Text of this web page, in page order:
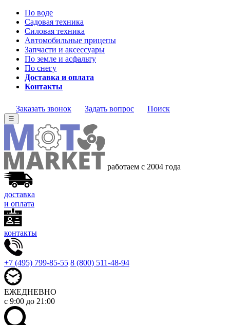
По воде
Садовая техника
Силовая техника
Автомобильные прицепы
Запчасти и аксессуары
По земле и асфальту
По снегу
Доставка и оплата
Контакты
Заказать звонок Задать вопрос Поиск
☰
работаем с 2004 года
доставка
и оплата
контакты
+7 (495) 799-85-55 8 (800) 511-48-94
ЕЖЕДНЕВНО
с 9:00 до 21:00